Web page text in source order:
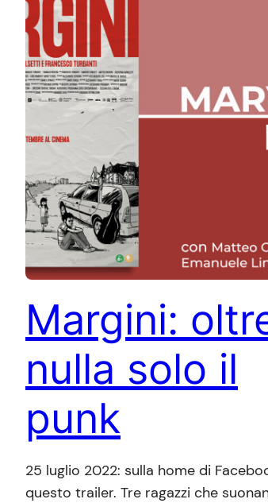
Margini:
nulla solo il
punk
25 luglio 2022: sulla home di
questo trailer. Tre ragazzi che